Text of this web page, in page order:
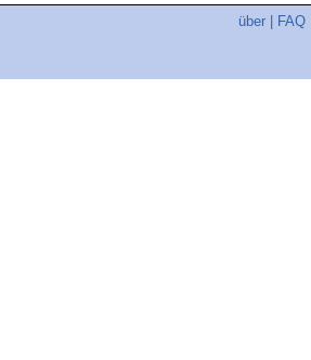
über FAQ